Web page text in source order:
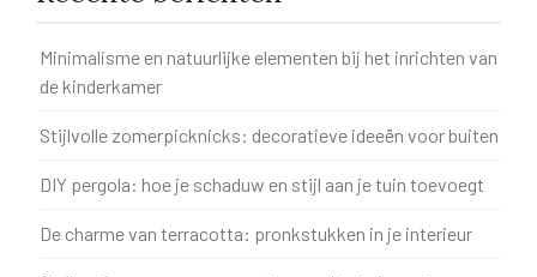
Minimalisme en natuurlijke elementen bij het inrichten van
de kinderkamer
Stijlvolle zomerpicknicks: decoratieve ideeën voor buiten
DIY pergola: hoe je schaduw en stijl aan je tuin toevoegt
De charme van terracotta: pronkstukken in je interieur